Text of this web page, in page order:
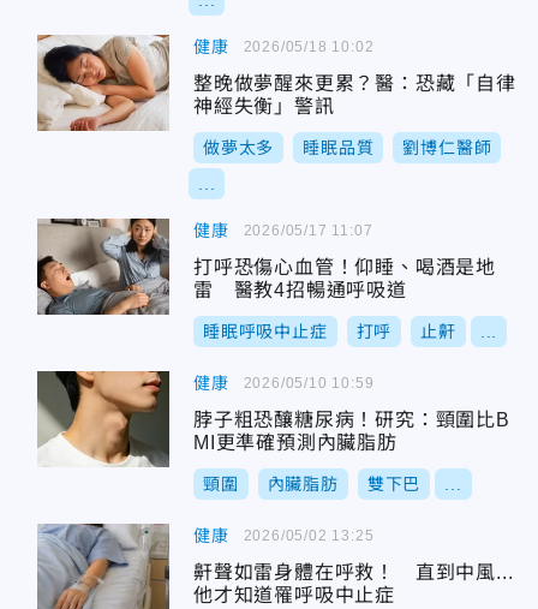
健康
整晚做夢醒來更累？醫：恐藏「自律
神經失衡」警訊
做夢太多 睡眠品質 劉博仁醫師
2026/05/18 10:02
健康
打呼恐傷心血管！仰睡、喝酒是地
雷 醫教4招暢通呼吸道
睡眠呼吸中止症 打呼 止鼾
2026/05/17 11:07
健康
脖子粗恐釀糖尿病！研究：頸圍比B
MI更準確預測內臟脂肪
頸圍 內臟脂肪 雙下巴
2026/05/10 10:59
健康
鼾聲如雷身體在呼救！ 直到中風...
他才知道罹呼吸中止症
2026/05/02 13:25